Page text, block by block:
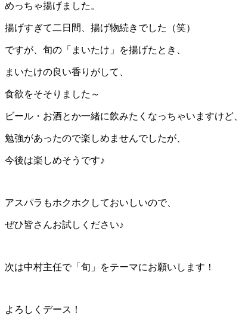
めっちゃ揚げました。
揚げすぎて二日間、揚げ物続きでした（笑）
ですが、旬の「まいたけ」を揚げたとき、
まいたけの良い香りがして、
食欲をそそりました～
ビール・お酒とか一緒に飲みたくなっちゃいますけど、
勉強があったので楽しめませんでしたが、
今後は楽しめそうです♪
アスパラもホクホクしておいしいので、
ぜひ皆さんお試しください♪
次は中村主任で「旬」をテーマにお願いします！
よろしくデース！